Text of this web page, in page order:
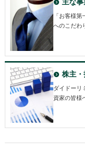
主な
「お客様
へのこだわ
株主
ダイドーリ
資家の皆様